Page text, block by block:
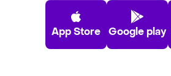
App Store Google play